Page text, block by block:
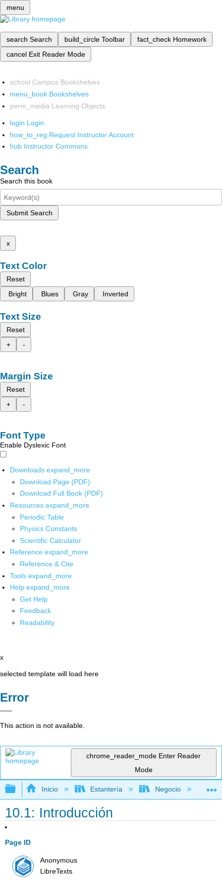
menu
search Search build_circle Toolbar fact_check Homework
cancel Exit Reader Mode
school Campus Bookshelves
menu_book Bookshelves
perm_media Learning Objects
login Login
how_to_reg Request Instructor Account
hub Instructor Commons
Search
Search this book
Submit Search
x
Text Color
Reset
Bright
Blues Gray Inverted
Text Size
Reset
+
-
Margin Size
Reset
+
-
Font Type
Enable Dyslexic Font
Downloads expand_more
Download Page (PDF)
Download Full Book (PDF)
Resources expand_more
Periodic Table
Physics Constants
Scientific Calculator
Reference expand_more
Reference & Cite
Tools expand_more
Help expand_more
Get Help
Feedback
Readability
x
selected template will load here
Error
This action is not available.
chrome_reader_mode Enter Reader
Mode
Expandir/contraer jerarquía global
Inicio Estantería Negocio
10.1: Introducción
Page ID
Anonymous
LibreTexts